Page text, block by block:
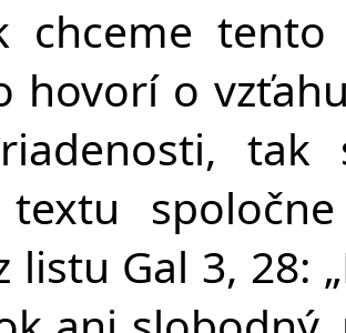
chceme
hovorí o
tak
textu
listu Gal 3, 28: